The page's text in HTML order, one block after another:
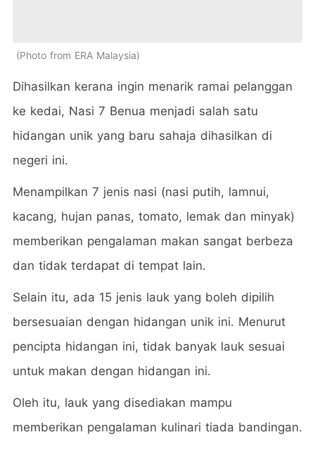
Photo from ERA Malaysia
Dihasilkan kerana ingin menarik ramai pelanggan
ke kedai, Nasi 7 Benua menjadi salah satu
hidangan unik yang baru sahaja dihasilkan di
negeri ini.
Menampilkan 7 jenis nasi (nasi putih, lamnui,
kacang, hujan panas, tomato, lemak dan minyak)
memberikan pengalaman makan sangat berbeza
dan tidak terdapat di tempat lain.
Selain itu, ada 15 jenis lauk yang boleh dipilih
bersesuaian dengan hidangan unik ini. Menurut
pencipta hidangan ini, tidak banyak lauk sesuai
untuk makan dengan hidangan ini.
Oleh itu, lauk yang disediakan mampu
memberikan pengalaman kulinari tiada bandingan.